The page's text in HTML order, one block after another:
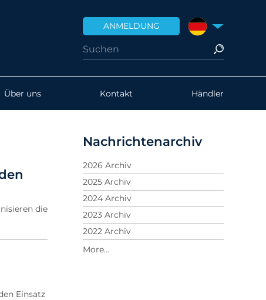
ANMELDUNG DEUTSCHLAND
Über uns Kontakt Händler
die
Einsatz
Nachrichtenarchiv
2026 Archiv
2025 Archiv
2024 Archiv
2023 Archiv
2022 Archiv
2021 Archiv